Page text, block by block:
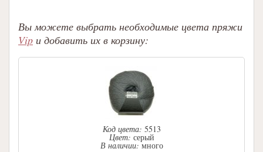
Вы можете выбрать необходимые цвета пряжи
Vip и добавить их в корзину:
Код цвета: 5513
Цвет: серый
В наличии:много